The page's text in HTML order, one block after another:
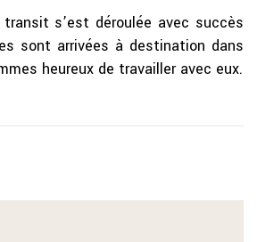
s’est déroulée avec succès
sont arrivées à destination dans
heureux de travailler avec eux.